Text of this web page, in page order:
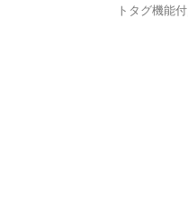
トタグ機能付